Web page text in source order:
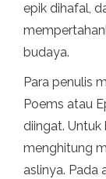
epik dihafal,
budaya.
Para penulis
Poems atau
diingat. Untuk
menghitung
aslinya. Pada